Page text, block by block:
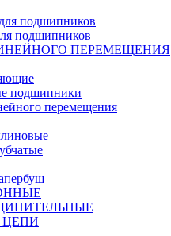
подшипников
подшипников
ПЕРЕМЕЩЕНИЯ
подшипники
перемещения